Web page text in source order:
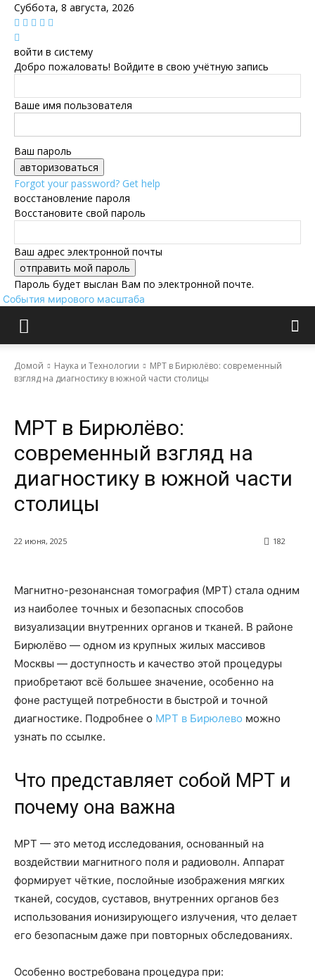
Суббота, 8 августа, 2026
войти в систему
Добро пожаловать! Войдите в свою учётную запись
Ваше имя пользователя
Ваш пароль
Forgot your password? Get help
восстановление пароля
Восстановите свой пароль
Ваш адрес электронной почты
Пароль будет выслан Вам по электронной почте.
События мирового масштаба
Домой Наука и Технологии
МРТ в Бирюлёво: современный
взгляд на диагностику в южной части столицы
МРТ в Бирюлёво:
современный взгляд на
диагностику в южной части
столицы
22 июня, 2025 182
Магнитно-резонансная томография (МРТ) стала одним
из наиболее точных и безопасных способов
визуализации внутренних органов и тканей. В районе
Бирюлёво — одном из крупных жилых массивов
Москвы — доступность и качество этой процедуры
приобретают всё большее значение, особенно на
фоне растущей потребности в быстрой и точной
диагностике. Подробнее о МРТ в Бирюлево можно
узнать по ссылке.
Что представляет собой МРТ и
почему она важна
МРТ — это метод исследования, основанный на
воздействии магнитного поля и радиоволн. Аппарат
формирует чёткие, послойные изображения мягких
тканей, сосудов, суставов, внутренних органов без
использования ионизирующего излучения, что делает
его безопасным даже при повторных обследованиях.
Особенно востребована процедура при: